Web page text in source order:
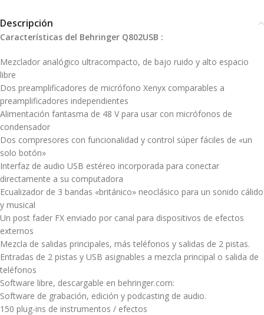
Descripción
Características del Behringer Q802USB :
Mezclador analógico ultracompacto, de bajo ruido y alto espacio
libre
Dos preamplificadores de micrófono Xenyx comparables a
preamplificadores independientes
Alimentación fantasma de 48 V para usar con micrófonos de
condensador
Dos compresores con funcionalidad y control súper fáciles de «un
solo botón»
Interfaz de audio USB estéreo incorporada para conectar
directamente a su computadora
Ecualizador de 3 bandas «británico» neoclásico para un sonido cálido
y musical
Un post fader FX enviado por canal para dispositivos de efectos
externos
Mezcla de salidas principales, más teléfonos y salidas de 2 pistas.
Entradas de 2 pistas y USB asignables a mezcla principal o salida de
teléfonos
Software libre, descargable en behringer.com:
Software de grabación, edición y podcasting de audio.
150 plug-ins de instrumentos / efectos